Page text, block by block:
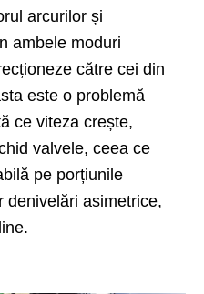
arcurilor și
ambele moduri
către cei din
este o problemă
ce viteza crește,
valvele, ceea ce
pe porțiunile
denivelări asimetrice,